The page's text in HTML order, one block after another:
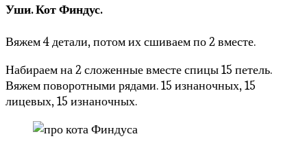
Уши. Кот Финдус.
Вяжем 4 детали, потом их сшиваем по 2 вместе.
Набираем на 2 сложенные вместе спицы 15 петель.
Вяжем поворотными рядами. 15 изнаночных, 15
лицевых, 15 изнаночных.